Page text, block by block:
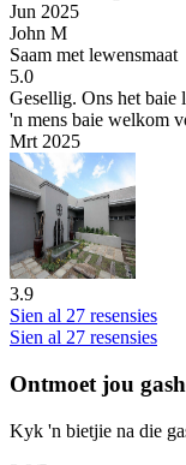
Jun 2025
John M
Saam met lewensmaat
5.0
Gesellig. Ons het baie
'n mens baie welkom
Mrt 2025
3.9
Sien al 27 resensies
Sien al 27 resensies
Ontmoet jou
Kyk 'n bietjie na die